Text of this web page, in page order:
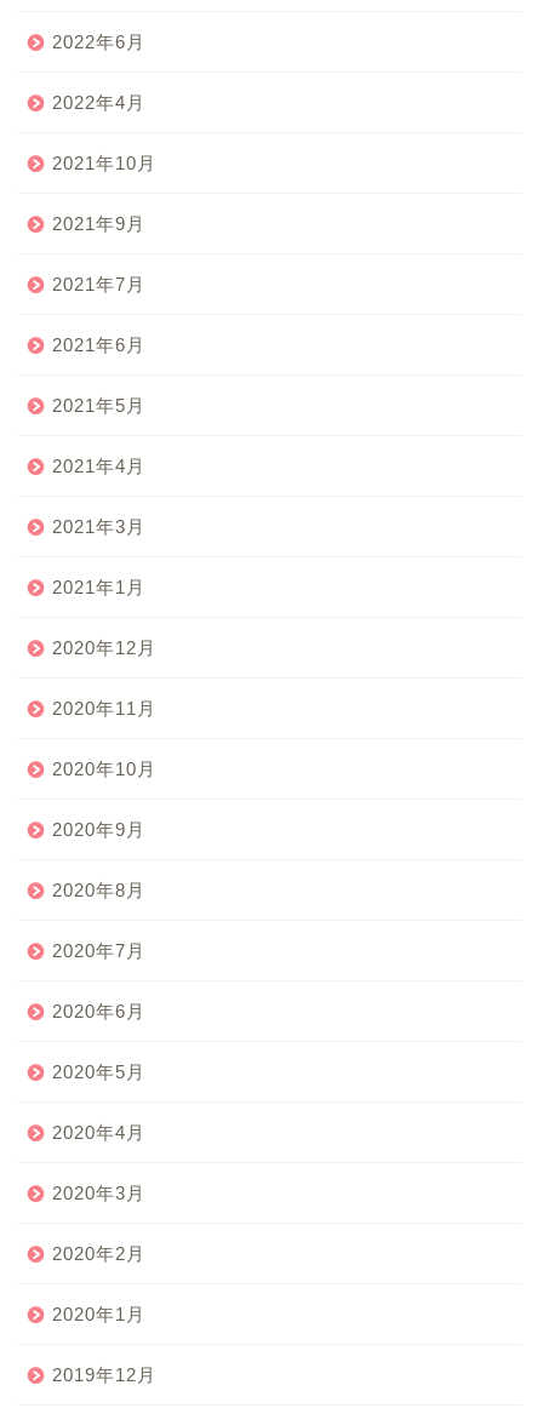
2022年6月
2022年4月
2021年10月
2021年9月
2021年7月
2021年6月
2021年5月
2021年4月
2021年3月
2021年1月
2020年12月
2020年11月
2020年10月
2020年9月
2020年8月
2020年7月
2020年6月
2020年5月
2020年4月
2020年3月
2020年2月
2020年1月
2019年12月